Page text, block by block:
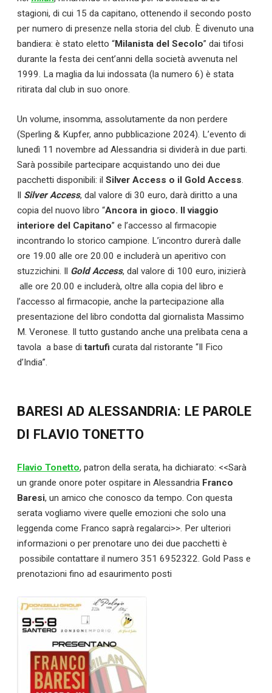
stagioni, di cui 15 da capitano, ottenendo il secondo posto
per numero di presenze nella storia del club. È divenuto una
bandiera: è stato eletto “Milanista del Secolo” dai tifosi
durante la festa dei cent’anni della società avvenuta nel
1999. La maglia da lui indossata (la numero 6) è stata
ritirata dal club in suo onore.
Un volume, insomma, assolutamente da non perdere
(Sperling & Kupfer, anno pubblicazione 2024). L’evento di
lunedì 11 novembre ad Alessandria si dividerà in due parti.
Sarà possibile partecipare acquistando uno dei due
pacchetti disponibili: il Silver Access o il Gold Access.
Il Silver Access, dal valore di 30 euro, darà diritto a una
copia del nuovo libro “Ancora in gioco. Il viaggio
interiore del Capitano” e l’accesso al firmacopie
incontrando lo storico campione. L’incontro durerà dalle
ore 19.00 alle ore 20.00 e includerà un aperitivo con
stuzzichini. Il Gold Access, dal valore di 100 euro, inizierà
alle ore 20.00 e includerà, oltre alla copia del libro e
l’accesso al firmacopie, anche la partecipazione alla
presentazione del libro condotta dal giornalista Massimo
M. Veronese. Il tutto gustando anche una prelibata cena a
tavola a base ditartufi curata dal ristorante “Il Fico
d’India”.
BARESI AD ALESSANDRIA: LE PAROLE
DI FLAVIO TONETTO
Flavio Tonetto, patron della serata, ha dichiarato: <<Sarà
un grande onore poter ospitare in Alessandria Franco
Baresi, un amico che conosco da tempo. Con questa
serata vogliamo vivere quelle emozioni che solo una
leggenda come Franco saprà regalarci>>. Per ulteriori
informazioni o per prenotare uno dei due pacchetti è
possibile contattare il numero 351 6952322. Gold Pass e
prenotazioni fino ad esaurimento posti